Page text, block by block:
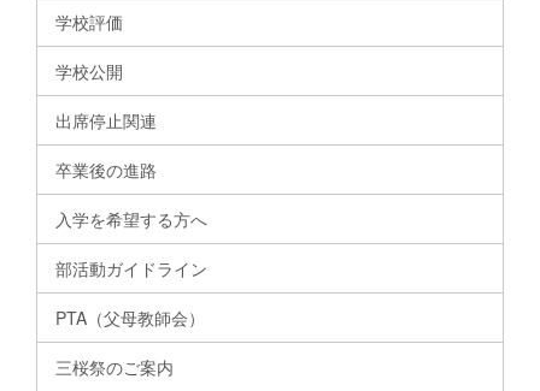
学校評価
学校公開
出席停止関連
卒業後の進路
入学を希望する方へ
部活動ガイドライン
PTA（父母教師会）
三桜祭のご案内